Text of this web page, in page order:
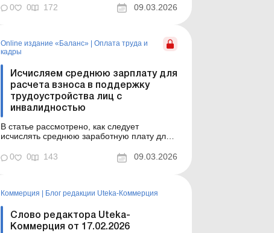
в законодательстве – обновляется
ежедневно Содержание номера Кадры и
поддержание трудоустро...
0 0 172 09.03.2026
Online издание «Баланс»
Оплата труда и
кадры
Исчисляем среднюю зарплату для
расчета взноса в поддержку
трудоустройства лиц с
инвалидностью
В статье рассмотрено, как следует
исчислять среднюю заработную плату для
поддержание трудоустройства лиц с
инвалидностью согласно постановлению
01.01.2026 изменились правила
выполнения работодат...
0 0 143 09.03.2026
Коммерция | Блог редакции Uteka-Коммерция
Слово редактора Uteka-
Коммерция от 17.02.2026